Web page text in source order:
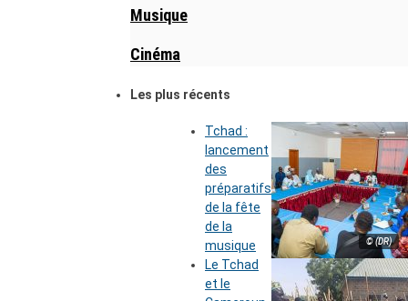
Musique
Cinéma
Les plus récents
© (DR)
Tchad :
lancement
des
préparatifs
de la fête
de la
musique
Le Tchad
et le